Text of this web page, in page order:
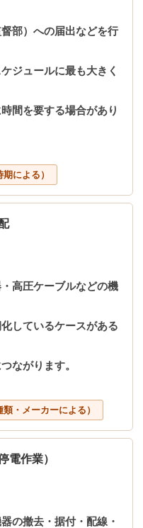
部）への届出などを行
ジュールに最も大きく
間を要する場合があり
による）
高圧ケーブルなどの機
しているケースがある
ながります。
・メーカーによる）
電作業）
の撤去・据付・配線・